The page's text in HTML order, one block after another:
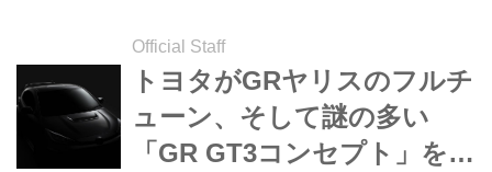
Official Staff
トヨタがGRヤリスのフルチ
ューン、そして謎の多い
「GR GT3コンセプト」を東